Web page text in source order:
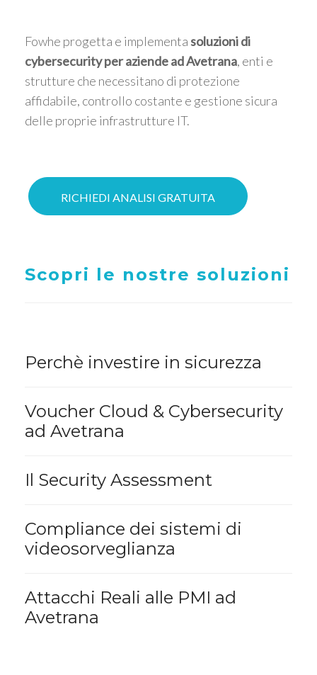
Fowhe progetta e implementa soluzioni di
cybersecurity per aziende ad Avetrana, enti e
strutture che necessitano di protezione
affidabile, controllo costante e gestione sicura
delle proprie infrastrutture IT.
RICHIEDI ANALISI GRATUITA
Scopri le nostre soluzioni
Perchè investire in sicurezza
Voucher Cloud & Cybersecurity
ad Avetrana
Il Security Assessment
Compliance dei sistemi di
videosorveglianza
Attacchi Reali alle PMI ad
Avetrana